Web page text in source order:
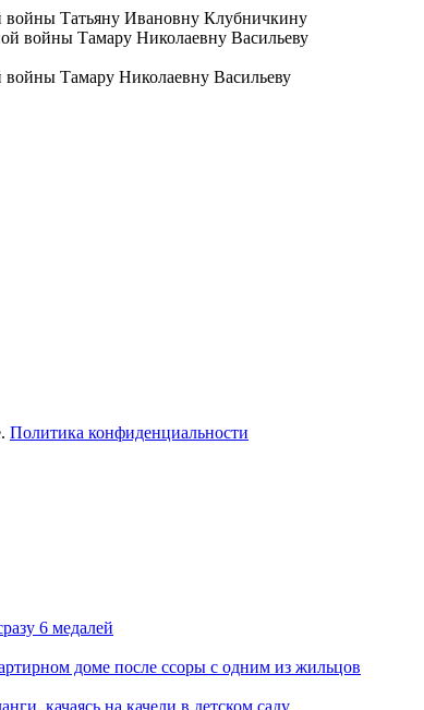
войны Татьяну Ивановну Клубничкину
войны Тамару Николаевну Васильеву
Политика конфиденциальности
6 медалей
доме после ссоры с одним из жильцов
качаясь на качели в детском саду